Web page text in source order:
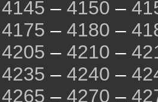
4145 – 4150 –
4175 – 4180 –
4205 – 4210 –
4235 – 4240 –
4265 – 4270 –